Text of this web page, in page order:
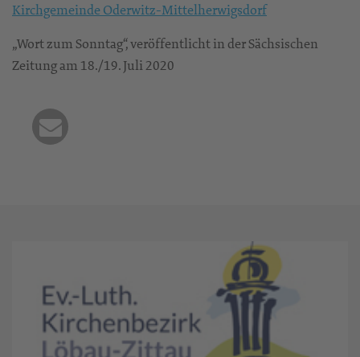
Kirchgemeinde Oderwitz-Mittelherwigsdorf
„Wort zum Sonntag“, veröffentlicht in der Sächsischen
Zeitung am 18./19. Juli 2020